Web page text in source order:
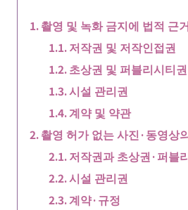
촬영 및 녹화 금지에 법적 근
저작권 및 저작인접권
초상권 및 퍼블리시티권
시설 관리권
계약 및 약관
촬영 허가 없는 사진·동영상
저작권과 초상권·퍼블
시설 관리권
계약·규정